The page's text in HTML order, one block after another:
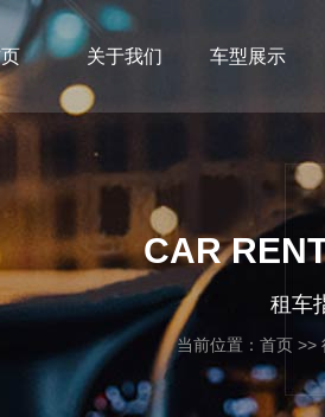
关于我们 车型展示
CAR
租车
当前位置： 首页 >>